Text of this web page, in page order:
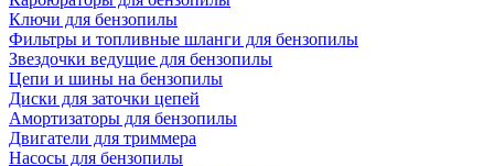
Ключи для бензопилы
Фильтры и топливные шланги для бензопилы
Звездочки ведущие для бензопилы
Цепи и шины на бензопилы
Диски для заточки цепей
Амортизаторы для бензопилы
Двигатели для триммера
Насосы для бензопилы